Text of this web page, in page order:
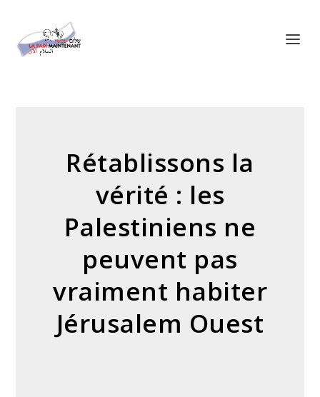
Rétablissons la
vérité : les
Palestiniens ne
peuvent pas
vraiment habiter
Jérusalem Ouest